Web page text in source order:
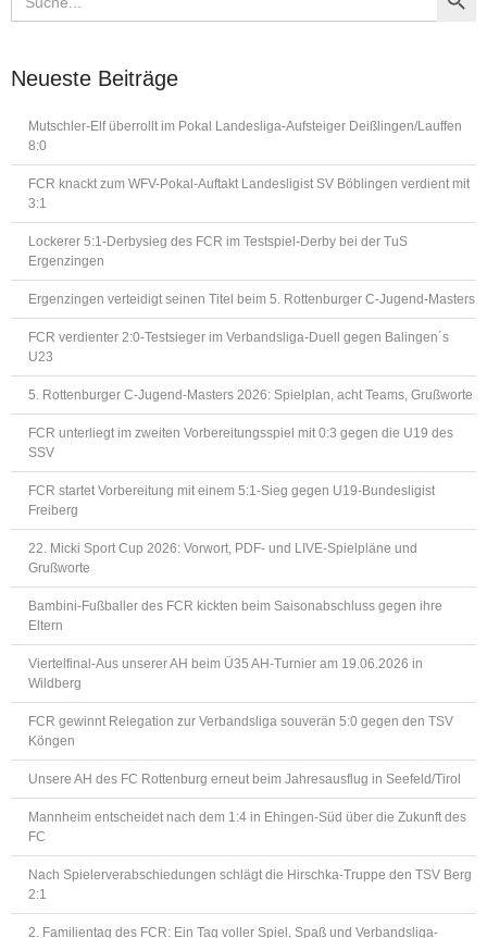
for:
Neueste Beiträge
Mutschler-Elf überrollt im Pokal Landesliga-Aufsteiger Deißlingen/Lauffen
8:0
FCR knackt zum WFV-Pokal-Auftakt Landesligist SV Böblingen verdient mit
3:1
Lockerer 5:1-Derbysieg des FCR im Testspiel-Derby bei der TuS
Ergenzingen
Ergenzingen verteidigt seinen Titel beim 5. Rottenburger C-Jugend-Masters
FCR verdienter 2:0-Testsieger im Verbandsliga-Duell gegen Balingen´s
U23
5. Rottenburger C-Jugend-Masters 2026: Spielplan, acht Teams, Grußworte
FCR unterliegt im zweiten Vorbereitungsspiel mit 0:3 gegen die U19 des
SSV
FCR startet Vorbereitung mit einem 5:1-Sieg gegen U19-Bundesligist
Freiberg
22. Micki Sport Cup 2026: Vorwort, PDF- und LIVE-Spielpläne und
Grußworte
Bambini-Fußballer des FCR kickten beim Saisonabschluss gegen ihre
Eltern
Viertelfinal-Aus unserer AH beim Ü35 AH-Turnier am 19.06.2026 in
Wildberg
FCR gewinnt Relegation zur Verbandsliga souverän 5:0 gegen den TSV
Köngen
Unsere AH des FC Rottenburg erneut beim Jahresausflug in Seefeld/Tirol
Mannheim entscheidet nach dem 1:4 in Ehingen-Süd über die Zukunft des
FC
Nach Spielerverabschiedungen schlägt die Hirschka-Truppe den TSV Berg
2:1
2. Familientag des FCR: Ein Tag voller Spiel, Spaß und Verbandsliga-